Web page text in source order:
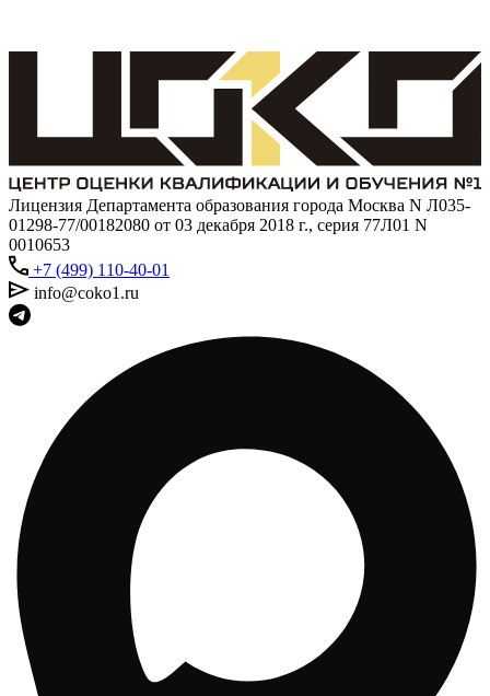
Лицензия Департамента образования города Москва N Л035-
01298-77/00182080 от 03 декабря 2018 г., серия 77Л01 N
0010653
+7 (499) 110-40-01
info@coko1.ru